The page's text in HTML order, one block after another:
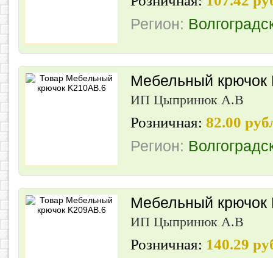
Регион:
Мебельный крючок
ИП Цыпринюк А.В
Розничная: 82.00
Регион:
Мебельный крючок
ИП Цыпринюк А.В
Розничная: 140.29